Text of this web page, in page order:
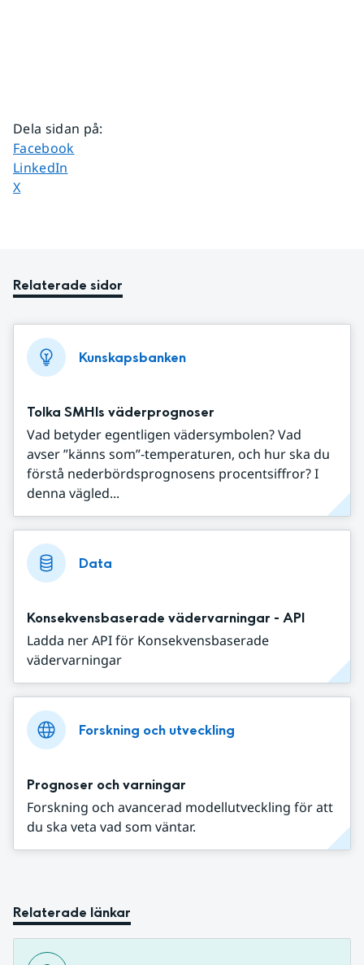
Dela sidan på:
Dela sidan på
Facebook
Dela sidan på
LinkedIn
Dela sidan på
X
Relaterade sidor
Kunskapsbanken
Tolka SMHIs väderprognoser
Vad betyder egentligen vädersymbolen? Vad
avser ”känns som”-temperaturen, och hur ska du
förstå nederbördsprognosens procentsiffror? I
denna vägled...
Data
Konsekvensbaserade vädervarningar - API
Ladda ner API för Konsekvensbaserade
vädervarningar
Forskning och utveckling
Prognoser och varningar
Forskning och avancerad modellutveckling för att
du ska veta vad som väntar.
Relaterade länkar